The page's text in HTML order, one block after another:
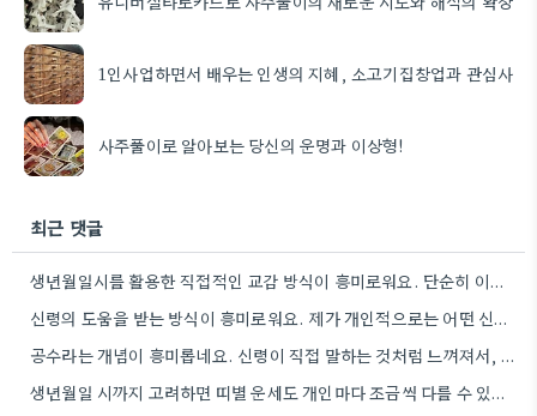
1인사업하면서 배우는 인생의 지혜, 소고기집창업과 관심사
사주풀이로 알아보는 당신의 운명과 이상형!
최근 댓글
생년월일시를 활용한 직접적인 교감 방식이 흥미로워요. 단순히 이론적 틀에 기대는 것보다, 개인의 상황에 맞춰 신령의…
신령의 도움을 받는 방식이 흥미로워요. 제가 개인적으로는 어떤 신령이 상담자의 상황에 맞춰 질문을 받아들이는지 궁금하네요.
공수라는 개념이 흥미롭네요. 신령이 직접 말하는 것처럼 느껴져서, 현대적인 AI 챗봇의 답변 방식과 연결해서 생각해…
생년월일 시까지 고려하면 띠별 운세도 개인마다 조금씩 다를 수 있네요. 특히 연말에 태어난 분들은 좀…